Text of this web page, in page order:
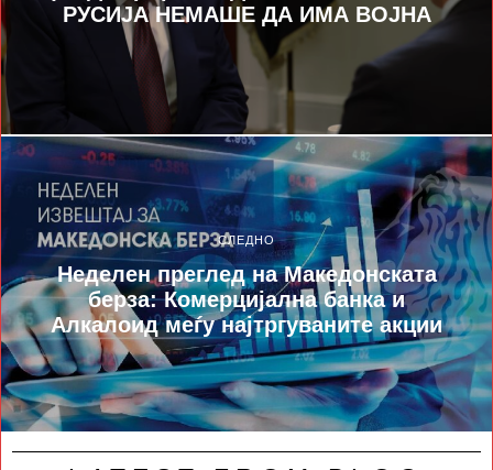
РУСИЈА НЕМАШЕ ДА ИМА ВОЈНА
СЛЕДНО
Неделен преглед на Македонската
берза: Комерцијална банка и
Алкалоид меѓу најтргуваните акции